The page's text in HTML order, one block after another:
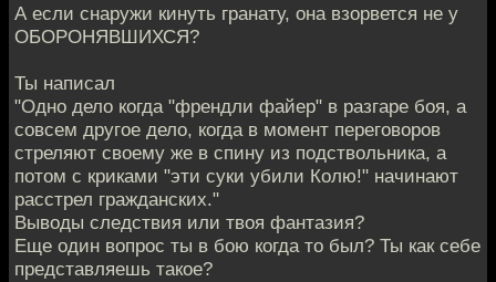
А если снаружи кинуть гранату, она взорвется не у
ОБОРОНЯВШИХСЯ?
Ты написал
"Одно дело когда "френдли файер" в разгаре боя, а
совсем другое дело, когда в момент переговоров
стреляют своему же в спину из подствольника, а
потом с криками "эти суки убили Колю!" начинают
расстрел гражданских."
Выводы следствия или твоя фантазия?
Еще один вопрос ты в бою когда то был? Ты как себе
представляешь такое?